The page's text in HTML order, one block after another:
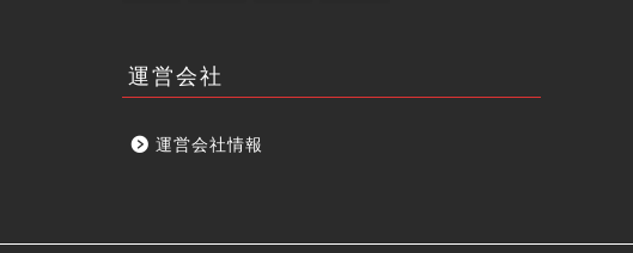
運営会社
運営会社情報